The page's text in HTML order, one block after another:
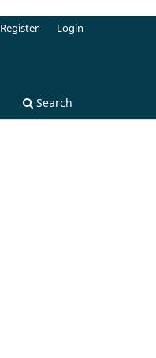
Search
Register Login